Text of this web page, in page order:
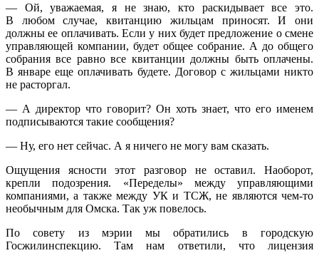
— Ой, уважаемая, я не знаю, кто раскидывает все это.
В любом случае, квитанцию жильцам приносят. И они
должны ее оплачивать. Если у них будет предложение о смене
управляющей компании, будет общее собрание. А до общего
собрания все равно все квитанции должны быть оплачены.
В январе еще оплачивать будете. Договор с жильцами никто
не расторгал.
— А директор что говорит? Он хоть знает, что его именем
подписываются такие сообщения?
— Ну, его нет сейчас. А я ничего не могу вам сказать.
Ощущения ясности этот разговор не оставил. Наоборот,
крепли подозрения. «Переделы» между управляющими
компаниями, а также между УК и ТСЖ, не являются чем-то
необычным для Омска. Так уж повелось.
По совету из мэрии мы обратились в городскую
Госжилинспекцию. Там нам ответили, что лицензия